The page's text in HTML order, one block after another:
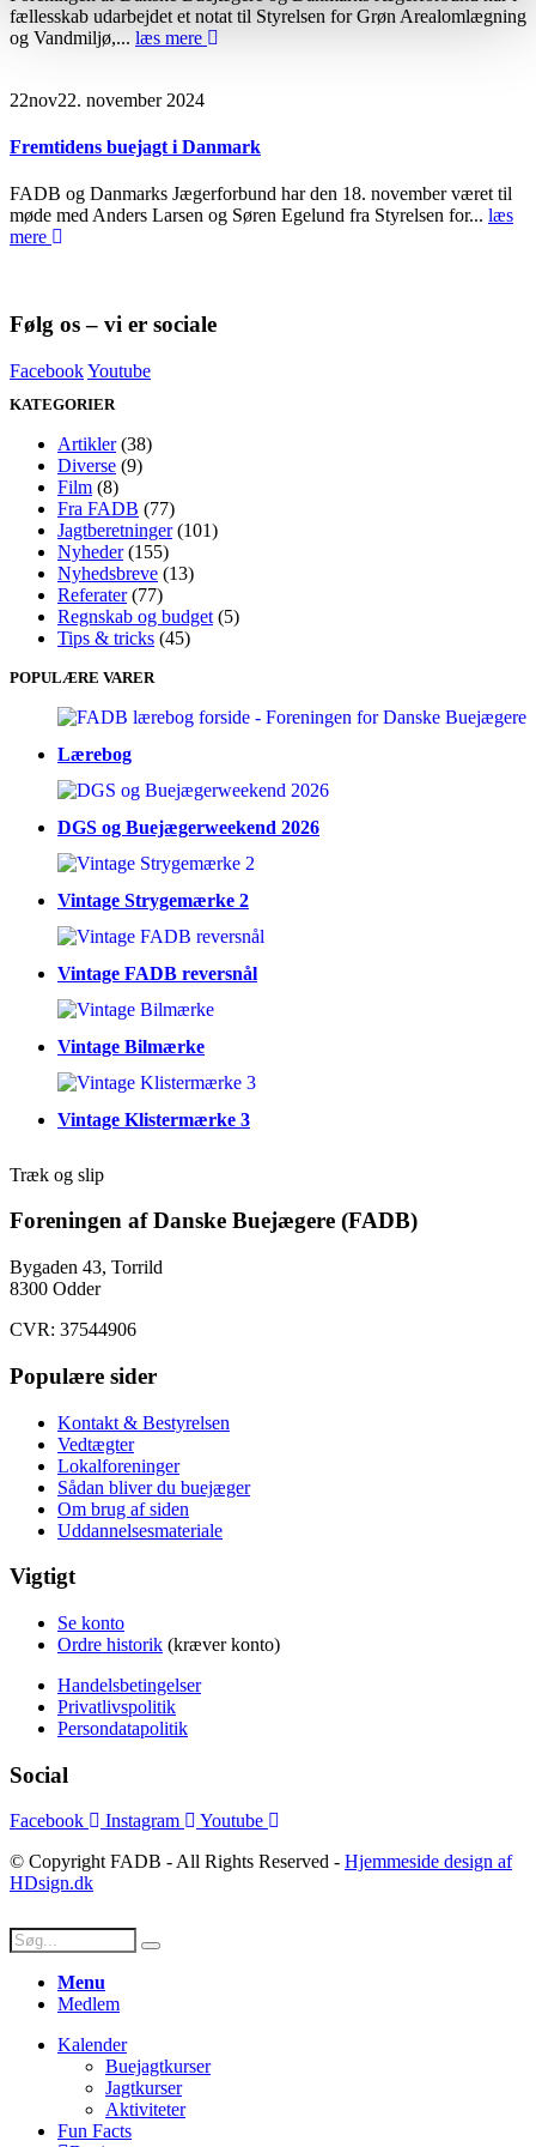
fællesskab udarbejdet et notat til Styrelsen for Grøn Arealomlægning
og Vandmiljø,... læs mere
22nov22. november 2024
Fremtidens buejagt i Danmark
FADB og Danmarks Jægerforbund har den 18. november været til
møde med Anders Larsen og Søren Egelund fra Styrelsen for... læs
mere
Følg os – vi er sociale
FacebookYoutube
KATEGORIER
Artikler(38)
Diverse (9)
Film (8)
Fra FADB (77)
Jagtberetninger(101)
Nyheder(155)
Nyhedsbreve (13)
Referater(77)
Regnskab og budget (5)
Tips & tricks (45)
POPULÆRE VARER
Lærebog
DGS og Buejægerweekend 2026
Vintage Strygemærke 2
Vintage FADB reversnål
Vintage Bilmærke
Vintage Klistermærke 3
Træk og slip
Foreningen af Danske Buejægere (FADB)
Bygaden 43, Torrild
8300 Odder
CVR: 37544906
Populære sider
Kontakt & Bestyrelsen
Vedtægter
Lokalforeninger
Sådan bliver du buejæger
Om brug af siden
Uddannelsesmateriale
Vigtigt
Se konto
Ordre historik (kræver konto)
Handelsbetingelser
Privatlivspolitik
Persondatapolitik
Social
Facebook Instagram
Youtube
© Copyright FADB - All Rights Reserved - Hjemmeside design af
HDsign.dk
Menu
Medlem
Kalender
Buejagtkurser
Jagtkurser
Aktiviteter
Fun Facts